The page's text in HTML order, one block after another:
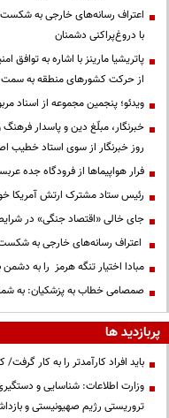
اعتراف رسانه‌های خارجی به شکست
با دروغ‌پراکنی دشمنان
پاتریشیا مارینز با اشاره به توافق
از حرکت کشورهای منطقه به سمت
ویدئو؛ پنجمین مجموعه از اسناد
خبرنگار، مبلّغ دین و پاسدار
روز خبرنگار از سوی استاد خطیب
فرار هواپیماها از فرودگاه جده
رئیس ستاد مشترک ارتش آمریکا
جای خالی «اقتصاد جنگی» در
اعتراف رسانه‌های خارجی به
مبادا اختیار تنگه هرمز را به
صمصامی خطاب به پزشکیان: به شما
پربازدید ها
باید افراد کارآمدتر را به کار